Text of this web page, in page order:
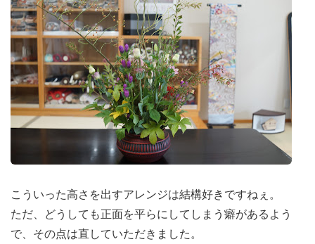
こういった高さを出すアレンジは結構好きですねぇ。
ただ、どうしても正面を平らにしてしまう癖があるよう
で、その点は直していただきました。